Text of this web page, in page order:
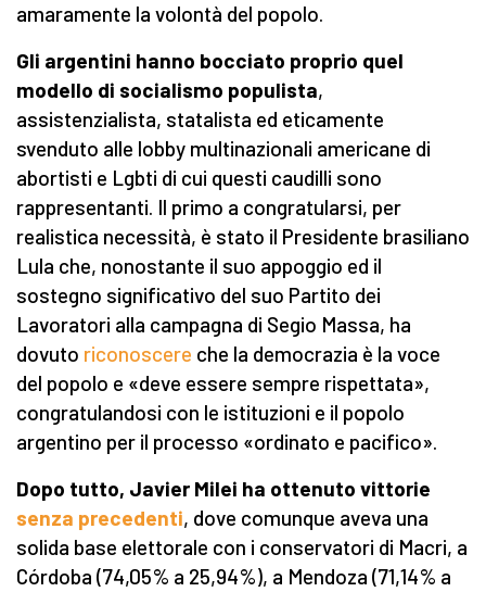
amaramente la volontà del popolo.
Gli argentini hanno bocciato proprio quel
modello di socialismo populista,
assistenzialista, statalista ed eticamente
svenduto alle lobby multinazionali americane di
abortisti e Lgbti di cui questi caudilli sono
rappresentanti. Il primo a congratularsi, per
realistica necessità, è stato il Presidente brasiliano
Lula che, nonostante il suo appoggio ed il
sostegno significativo del suo Partito dei
Lavoratori alla campagna di Segio Massa, ha
dovuto riconoscere che la democrazia è la voce
del popolo e «deve essere sempre rispettata»,
congratulandosi con le istituzioni e il popolo
argentino per il processo «ordinato e pacifico».
Dopo tutto, Javier Milei ha ottenuto vittorie
senza precedenti, dove comunque aveva una
solida base elettorale con i conservatori di Macri, a
Córdoba (74,05% a 25,94%), a Mendoza (71,14% a